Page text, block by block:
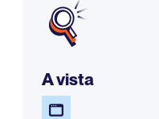
A vista